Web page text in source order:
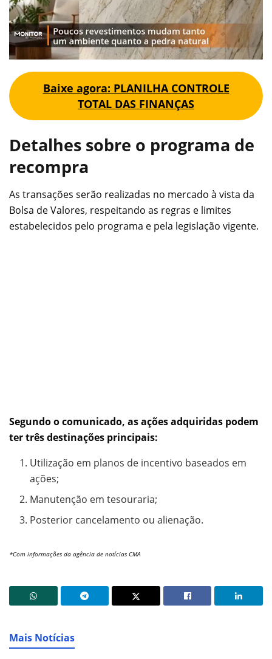
Baixe agora: PLANILHA CONTROLE
TOTAL DAS FINANÇAS
Detalhes sobre o programa de
recompra
As transações serão realizadas no mercado à vista da
Bolsa de Valores, respeitando as regras e limites
estabelecidos pelo programa e pela legislação vigente.
Segundo o comunicado, as ações adquiridas podem
ter três destinações principais:
Utilização em planos de incentivo baseados em
ações;
Manutenção em tesouraria;
Posterior cancelamento ou alienação.
*Com informações da agência de notícias CMA
Mais Notícias